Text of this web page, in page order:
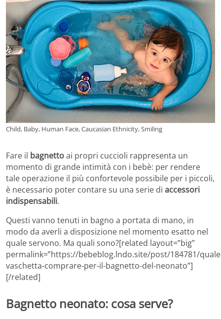
Child, Baby, Human Face, Caucasian Ethnicity, Smiling
Fare il bagnettoai propri cuccioli rappresenta un
momento di grande intimità con i bebè: per rendere
tale operazione il più confortevole possibile per i piccoli,
è necessario poter contare su una serie di accessori
indispensabili.
Questi vanno tenuti in bagno a portata di mano, in
modo da averli a disposizione nel momento esatto nel
quale servono. Ma quali sono?[related layout=”big”
permalink=”https://bebeblog.lndo.site/post/184781/
vaschetta-comprare-per-il-bagnetto-del-neonato”]
[/related]
Bagnetto neonato: cosa serve?